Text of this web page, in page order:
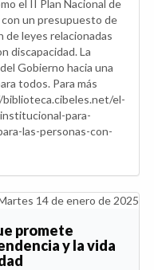
el II Plan Nacional de
un presupuesto de
de leyes relacionadas
discapacidad. La
Gobierno hacia una
todos. Para más
el-
para-
las-personas-con-
14 de enero de 2025
promete
y la vida